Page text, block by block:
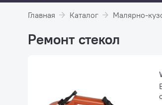
Главная Каталог Малярно-
Ремонт стекол